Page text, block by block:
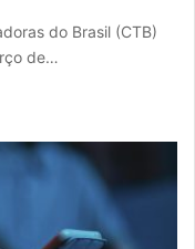
do Brasil (CTB)
de…